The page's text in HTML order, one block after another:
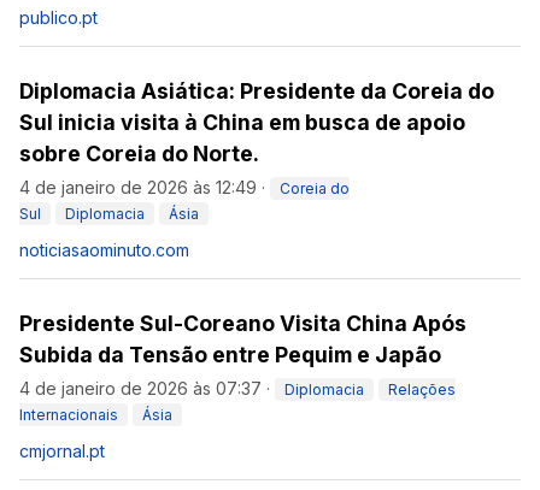
publico.pt
Diplomacia Asiática: Presidente da Coreia do
Sul inicia visita à China em busca de apoio
sobre Coreia do Norte.
4 de janeiro de 2026 às 12:49 ·
Coreia do
Sul
Diplomacia Ásia
noticiasaominuto.com
Presidente Sul-Coreano Visita China Após
Subida da Tensão entre Pequim e Japão
4 de janeiro de 2026 às 07:37 · Diplomacia
Relações
Internacionais
Ásia
cmjornal.pt